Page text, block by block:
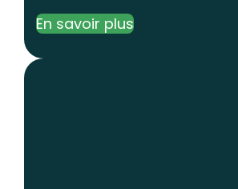
En savoir plus